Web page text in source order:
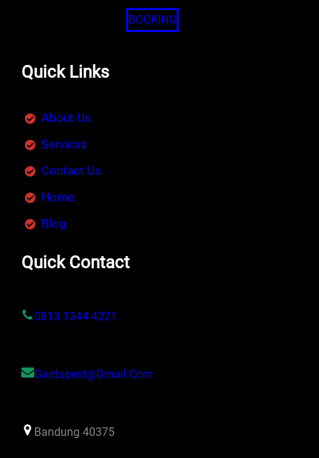
BOOKING
Quick Links
About Us
Services
Contact Us
Home
Blog
Quick Contact
0813 1344 4221
Gardapest@gmail.com
Bandung 40375